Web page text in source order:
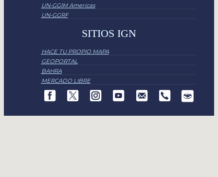
UN-GGIM Americas
UN-GGRF
SITIOS IGN
HACE TU PROPIO MAPA
GEOPORTAL
BAHRA
MERCADO LIBRE